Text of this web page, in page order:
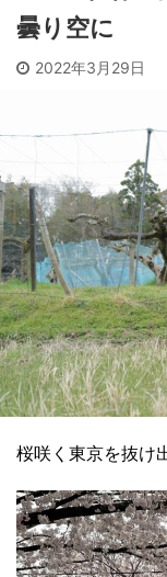
曇り空に
2022年3月29日
桜咲く東京を抜け